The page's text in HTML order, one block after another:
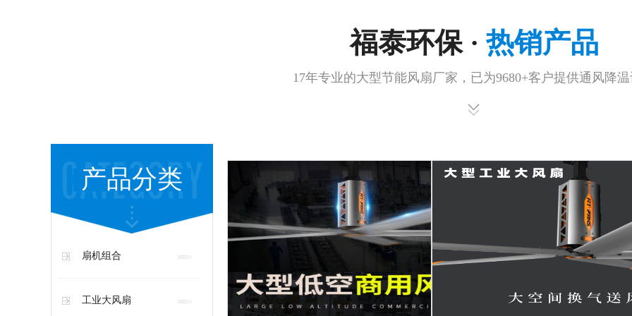
福泰环保 · 热销产品
17年专业的大型节能风扇厂家，已为9680+客户提供通风降
产品分类
扇机组合
工业大风扇